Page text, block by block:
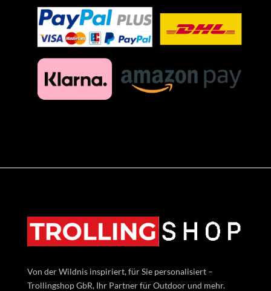
Von der Wildnis inspiriert, für Sie personalisiert –
Trollingshop GbR, Ihr Partner für Outdoor und mehr.